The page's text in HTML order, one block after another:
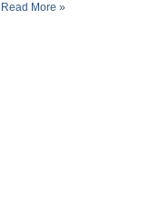
Read More »